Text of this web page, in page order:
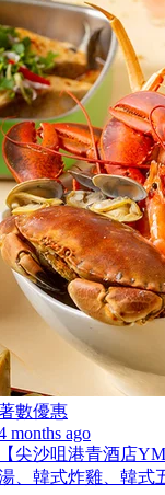
數優惠
months ago
尖沙咀港青酒店
、韓式炸雞、韓式